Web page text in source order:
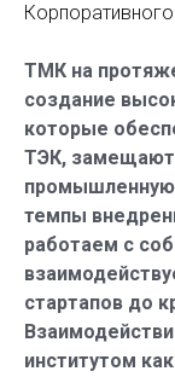
ТМК на
создание
которые
ТЭК, замещают
промышленную
темпы
работаем с
стартапов до
институтом